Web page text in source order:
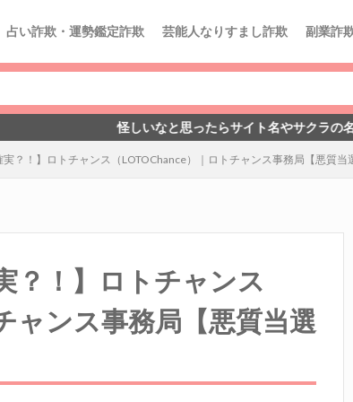
占い詐欺・運勢鑑定詐欺 芸能人なりすまし詐欺 副業詐
怪しいなと思ったらサイト名やサクラの名前で上のキーワ
実？！】ロトチャンス（LOTOChance）｜ロトチャンス事務局【悪質当
？！】ロトチャンス
ャンス事務局【悪質当選